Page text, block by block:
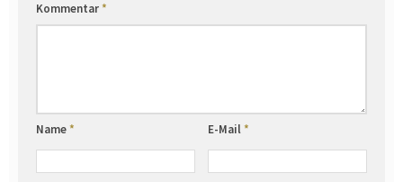
Kommentar*
Name* E-Mail*